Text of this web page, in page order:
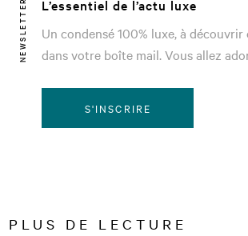
NEWSLETTER
L’essentiel de l’actu luxe
Un condensé 100% luxe, à
dans votre boîte mail. Vous allez
S'INSCRIRE
PLUS DE LECTURE